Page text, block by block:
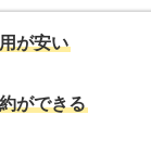
が安い
ができる